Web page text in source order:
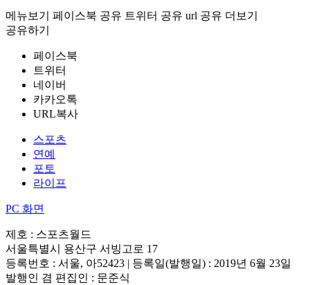
메뉴보기 페이스북 공유 트위터 공유 url 공유 더보기
공유하기
페이스북
트위터
네이버
카카오톡
URL복사
스포츠
연예
포토
라이프
PC 화면
제호 : 스포츠월드
서울특별시 용산구 서빙고로 17
등록번호 : 서울, 아52423 | 등록일(발행일) : 2019년 6월 23일
발행인 겸 편집인 : 문준식